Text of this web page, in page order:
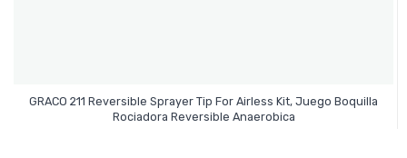
GRACO 211 Reversible Sprayer Tip For Airless Kit, Juego Boquilla
Rociadora Reversible Anaerobica
Leer Más